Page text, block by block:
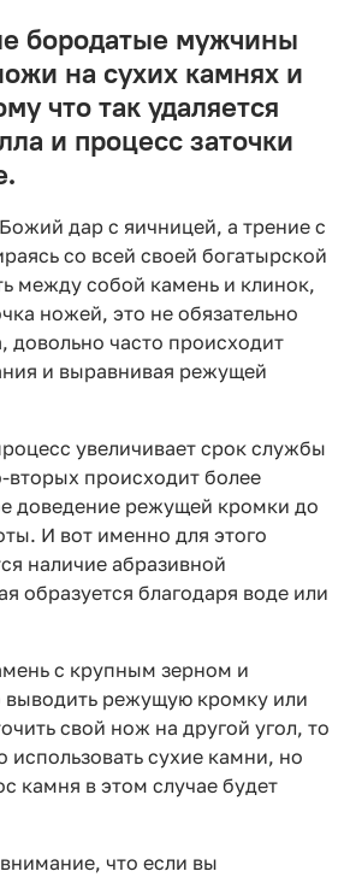
бородатые мужчины
на сухих камнях и
что так удаляется
и процесс заточки
дар с яичницей, а трение с
со всей своей богатырской
между собой камень и клинок,
ножей, это не обязательно
довольно часто происходит
и выравнивая режущей
увеличивает срок службы
вторых происходит более
доведение режущей кромки до
И вот именно для этого
наличие абразивной
образуется благодаря воде или
с крупным зерном и
выводить режущую кромку или
свой нож на другой угол, то
использовать сухие камни, но
камня в этом случае будет
что если вы